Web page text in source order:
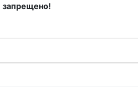
запрещено!